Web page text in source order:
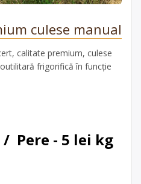
culese manual
calitate premium, culese
frigorifică în funcție
Pere - 5 lei kg